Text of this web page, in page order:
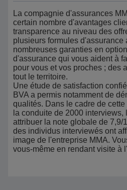
La compagnie d'assurances
certain nombre d'avantages
transparence au niveau des
plusieurs formules d'assurance
nombreuses garanties en
d'assurance qui vous aident à
pour vous et vos proches ; des
tout le territoire.
Une étude de satisfaction
BVA a permis notamment de
qualités. Dans le cadre de
la conduite de 2000 interviews,
attribuer la note globale de 7,9/
des individus interviewés ont
image de l'entreprise MMA.
vous-même en rendant visite à